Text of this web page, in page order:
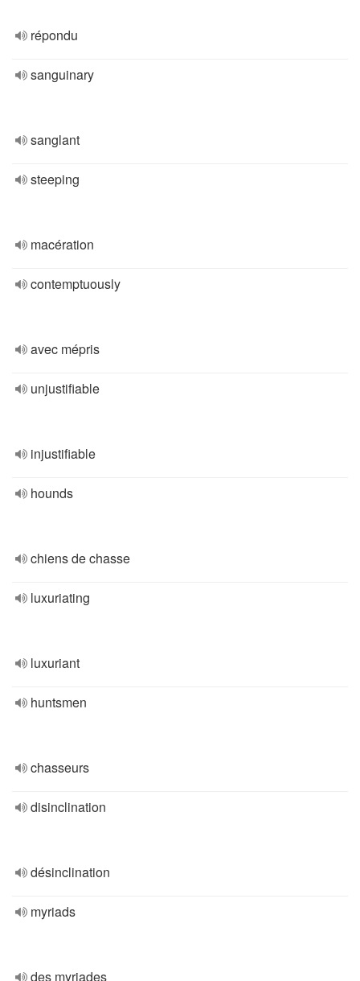
répondu
sanguinary
sanglant
steeping
macération
contemptuously
avec mépris
unjustifiable
injustifiable
hounds
chiens de chasse
luxuriating
luxuriant
huntsmen
chasseurs
disinclination
désinclination
myriads
des myriades